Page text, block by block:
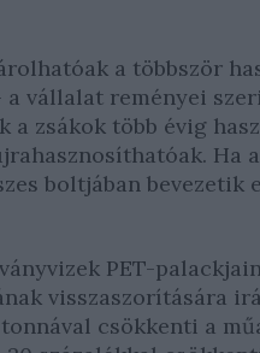
a többször
vállalat reményei
a zsákok több évig
Ha a
boltjában bevezetik
PET-
visszaszorítására
csökkenti a